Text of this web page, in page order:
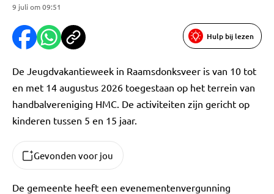
9 juli om 09:51
Hulp bij lezen
De Jeugdvakantieweek in Raamsdonksveer is van 10 tot
en met 14 augustus 2026 toegestaan op het terrein van
handbalvereniging HMC. De activiteiten zijn gericht op
kinderen tussen 5 en 15 jaar.
Gevonden voor jou
De gemeente heeft een evenementenvergunning